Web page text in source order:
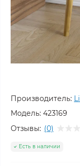
Производитель:
Модель: 423169
Отзывы: (0)
Есть в наличии